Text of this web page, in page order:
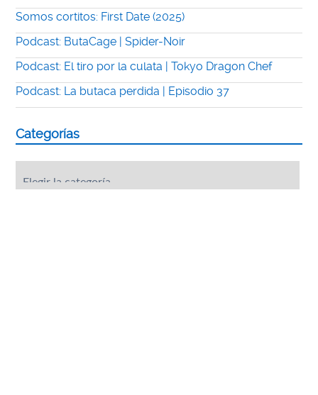
Somos cortitos: First Date (2025)
Podcast: ButaCage | Spider-Noir
Podcast: El tiro por la culata | Tokyo Dragon Chef
Podcast: La butaca perdida | Episodio 37
Categorías